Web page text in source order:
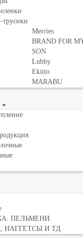
трусики
Merries
BRAND FOR
SON
Lubby
Ekitto
MARABU
ПЕЛЬМЕНИ.
НАГГЕТСЫ И ТД